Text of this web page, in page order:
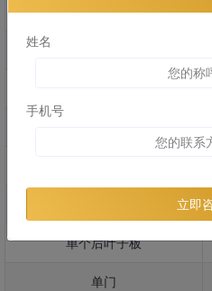
后保险杠
单个后叶子板
单门
姓名
手机号
立即